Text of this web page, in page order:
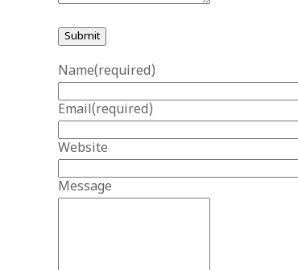
Submit
Name(required)
Email(required)
Website
Message